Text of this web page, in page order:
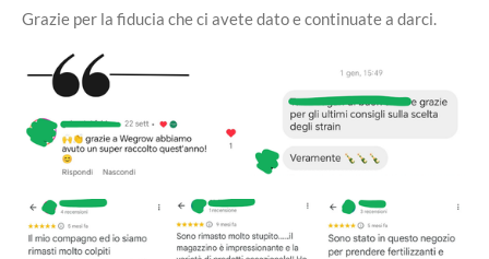
Grazie per la fiducia che ci avete dato e continuate a darci.